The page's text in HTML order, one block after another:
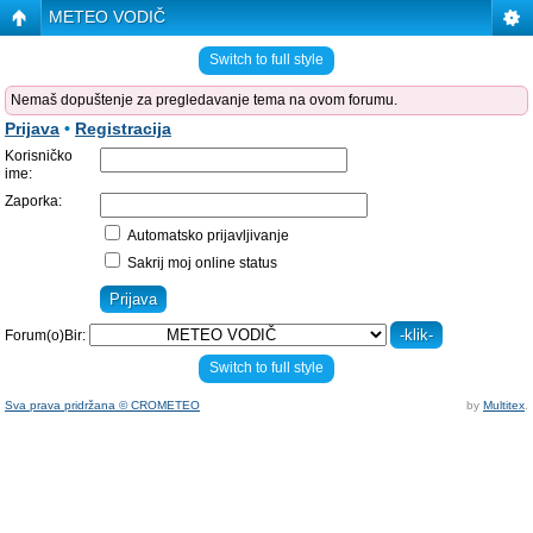
METEO VODIČ
Switch to full style
Nemaš dopuštenje za pregledavanje tema na ovom forumu.
Prijava • Registracija
Korisničko
ime:
Zaporka:
Automatsko prijavljivanje
Sakrij moj online status
Forum(o)Bir:
Switch to full style
Sva prava pridržana © CROMETEO by Multitex